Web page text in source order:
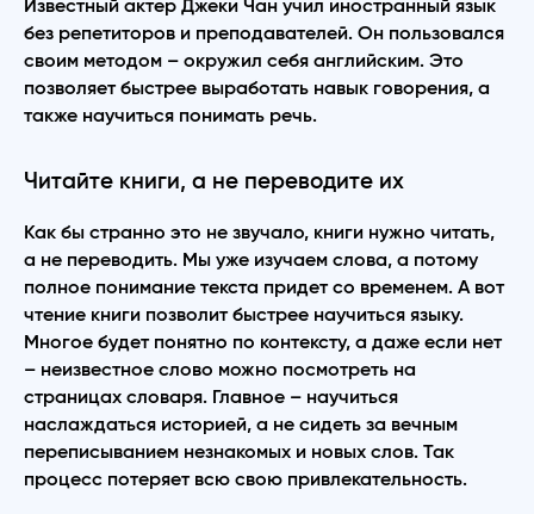
Известный актер Джеки Чан учил иностранный язык
без репетиторов и преподавателей. Он пользовался
своим методом – окружил себя английским. Это
позволяет быстрее выработать навык говорения, а
также научиться понимать речь.
Читайте книги, а не переводите их
Как бы странно это не звучало, книги нужно читать,
а не переводить. Мы уже изучаем слова, а потому
полное понимание текста придет со временем. А вот
чтение книги позволит быстрее научиться языку.
Многое будет понятно по контексту, а даже если нет
– неизвестное слово можно посмотреть на
страницах словаря. Главное – научиться
наслаждаться историей, а не сидеть за вечным
переписыванием незнакомых и новых слов. Так
процесс потеряет всю свою привлекательность.